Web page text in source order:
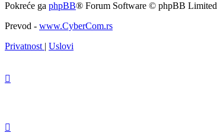
Pokreće ga phpBB® Forum Software © phpBB Limited
Prevod - www.CyberCom.rs
Privatnost | Uslovi